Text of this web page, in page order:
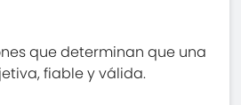
que determinan que una
fiable y válida.